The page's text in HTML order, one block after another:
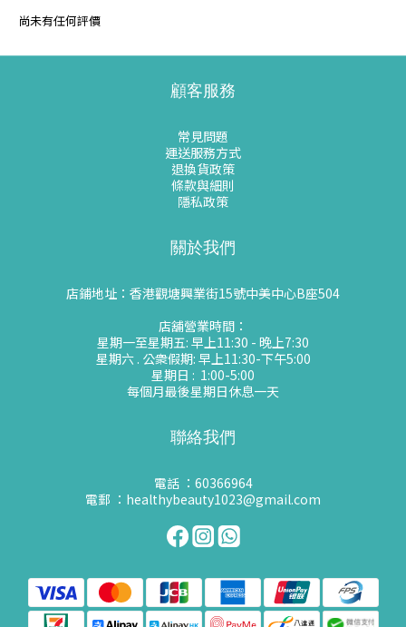
尚未有任何評價
顧客服務
常見問題
運送服務方式
退換貨政策
條款與細則
隱私政策
關於我們
店鋪地址：香港觀塘興業街15號中美中心B座504
店舖營業時間：
星期一至星期五: 早上11:30 - 晚上7:30
星期六 . 公衆假期: 早上11:30-下午5:00
星期日 : 1:00-5:00
每個月最後星期日休息一天
聯絡我們
電話 ：60366964
電郵 ：healthybeauty1023@gmail.com